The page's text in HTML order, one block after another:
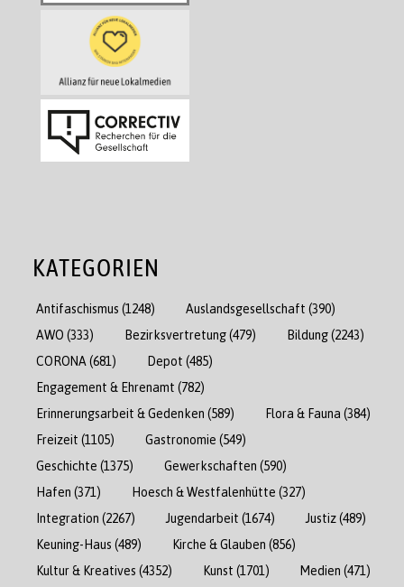
KATEGORIEN
Antifaschismus (1248) Auslandsgesellschaft (390)
AWO (333) Bezirksvertretung(479) Bildung(2243)
CORONA (681) Depot (485)
Engagement & Ehrenamt (782)
Erinnerungsarbeit & Gedenken (589) Flora & Fauna (384)
Freizeit (1105) Gastronomie (549)
Geschichte (1375) Gewerkschaften (590)
Hafen (371) Hoesch & Westfalenhütte (327)
Integration (2267) Jugendarbeit (1674) Justiz(489)
Keuning-Haus (489) Kirche & Glauben (856)
Kultur & Kreatives (4352) Kunst (1701) Medien (471)